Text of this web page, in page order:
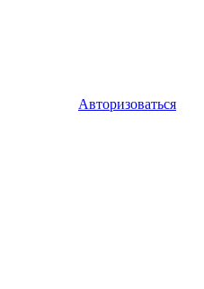
Авторизоваться